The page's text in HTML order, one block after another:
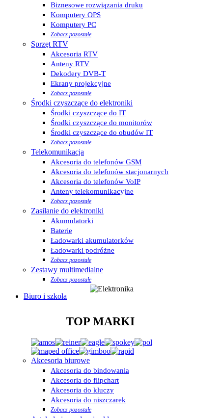
Biznesowe rozwiązania druku
Komputery OPS
Komputery PC
Zobacz pozostałe
Sprzęt RTV
Akcesoria RTV
Anteny RTV
Dekodery DVB-T
Ekrany projekcyjne
Zobacz pozostałe
Środki czyszczące do elektroniki
Środki czyszczące do IT
Środki czyszczące do monitorów
Środki czyszczące do obudów IT
Zobacz pozostałe
Telekomunikacja
Akcesoria do telefonów GSM
Akcesoria do telefonów stacjonarnych
Akcesoria do telefonów VoIP
Anteny telekomunikacyjne
Zobacz pozostałe
Zasilanie do elektroniki
Akumulatorki
Baterie
Ładowarki akumulatorków
Ładowarki podróżne
Zobacz pozostałe
Zestawy multimedialne
Zobacz pozostałe
Biuro i szkoła
TOP MARKI
Akcesoria biurowe
Akcesoria do bindowania
Akcesoria do flipchart
Akcesoria do kluczy
Akcesoria do niszczarek
Zobacz pozostałe